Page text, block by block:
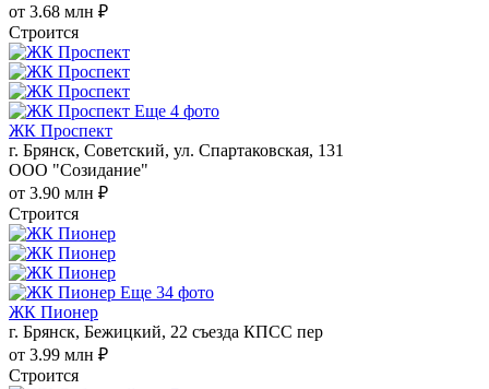
от 3.68 млн ₽
Строится
Еще 4 фото
ЖК Проспект
г. Брянск, Советский, ул. Спартаковская, 131
ООО "Созидание"
от 3.90 млн ₽
Строится
Еще 34 фото
ЖК Пионер
г. Брянск, Бежицкий, 22 съезда КПСС пер
от 3.99 млн ₽
Строится